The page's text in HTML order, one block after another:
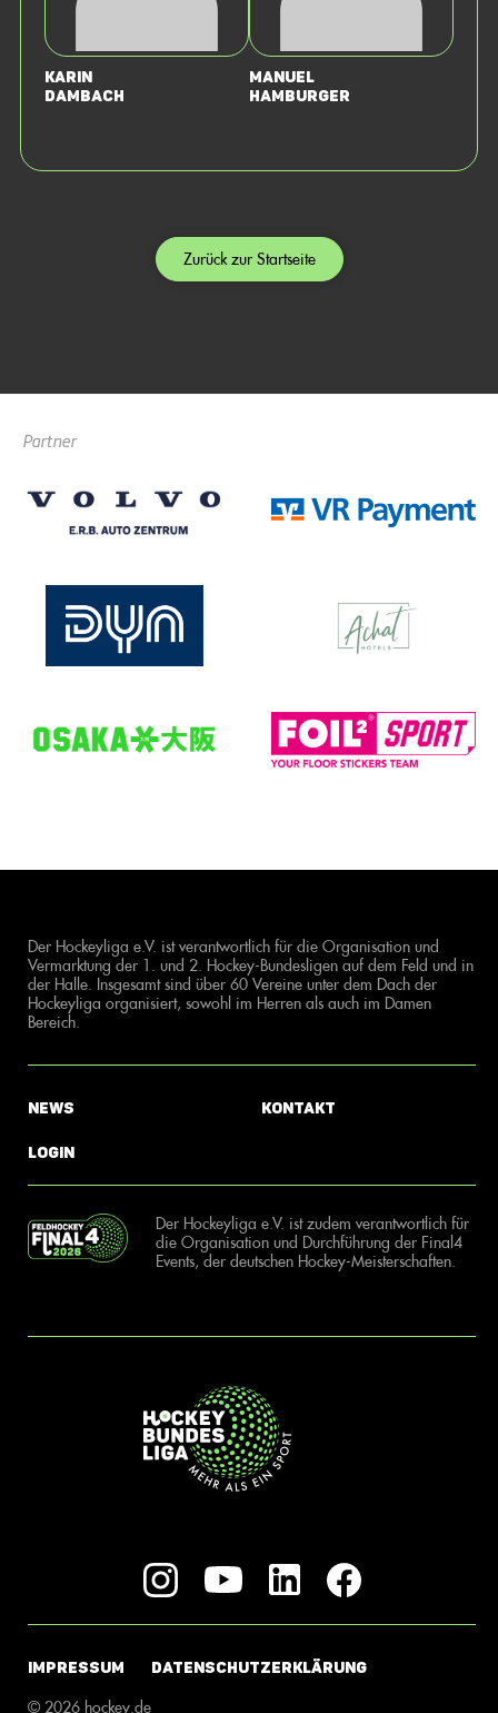
Karin
Dambach
Manuel
Hamburger
Zurück zur Startseite
Partner
Der Hockeyliga e.V. ist verantwortlich für die Organisation und
Vermarktung der 1. und 2. Hockey-Bundesligen auf dem Feld und in
der Halle. Insgesamt sind über 60 Vereine unter dem Dach der
Hockeyliga organisiert, sowohl im Herren als auch im Damen
Bereich.
News
Login
Kontakt
Der Hockeyliga e.V. ist zudem verantwortlich für
die Organisation und Durchführung der Final4
Events, der deutschen Hockey-Meisterschaften.
IMPRESSUM DATENSCHUTZERKLÄRUNG
© 2026 hockey.de